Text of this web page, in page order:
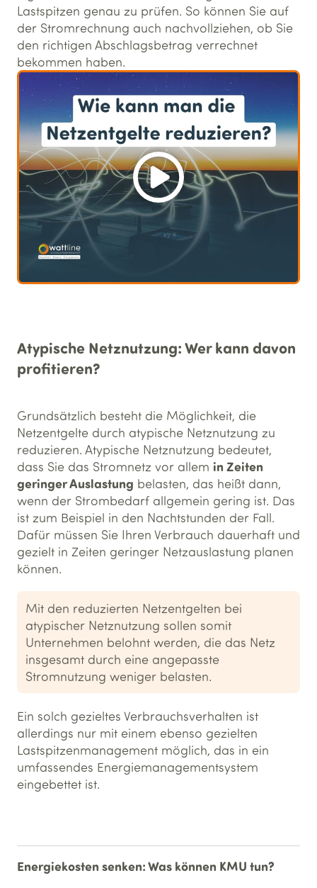
Lastspitzen genau zu prüfen. So können Sie auf
der Stromrechnung auch nachvollziehen, ob Sie
den richtigen Abschlagsbetrag verrechnet
bekommen haben.
Atypische Netznutzung: Wer kann davon
profitieren?
Grundsätzlich besteht die Möglichkeit, die
Netzentgelte durch atypische Netznutzung zu
reduzieren. Atypische Netznutzung bedeutet,
dass Sie das Stromnetz vor allem in Zeiten
geringer Auslastung belasten, das heißt dann,
wenn der Strombedarf allgemein gering ist. Das
ist zum Beispiel in den Nachtstunden der Fall.
Dafür müssen Sie Ihren Verbrauch dauerhaft und
gezielt in Zeiten geringer Netzauslastung planen
können.
Mit den reduzierten Netzentgelten bei
atypischer Netznutzung sollen somit
Unternehmen belohnt werden, die das Netz
insgesamt durch eine angepasste
Stromnutzung weniger belasten.
Ein solch gezieltes Verbrauchsverhalten ist
allerdings nur mit einem ebenso gezielten
Lastspitzenmanagement möglich, das in ein
umfassendes Energiemanagementsystem
eingebettet ist.
Energiekosten senken: Was können KMU tun?